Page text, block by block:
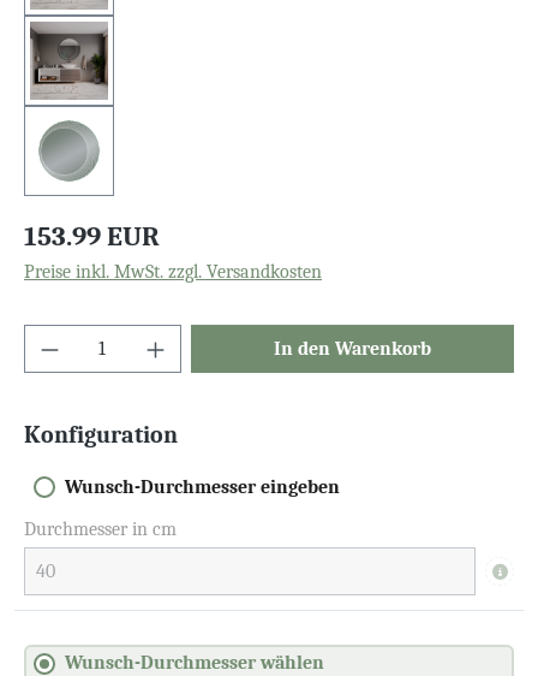
153.99 EUR
Preise inkl. MwSt. zzgl. Versandkosten
In den Warenkorb
Konfiguration
Wunsch-Durchmesser eingeben
Durchmesser in cm
Info
Wunsch-Durchmesser wählen